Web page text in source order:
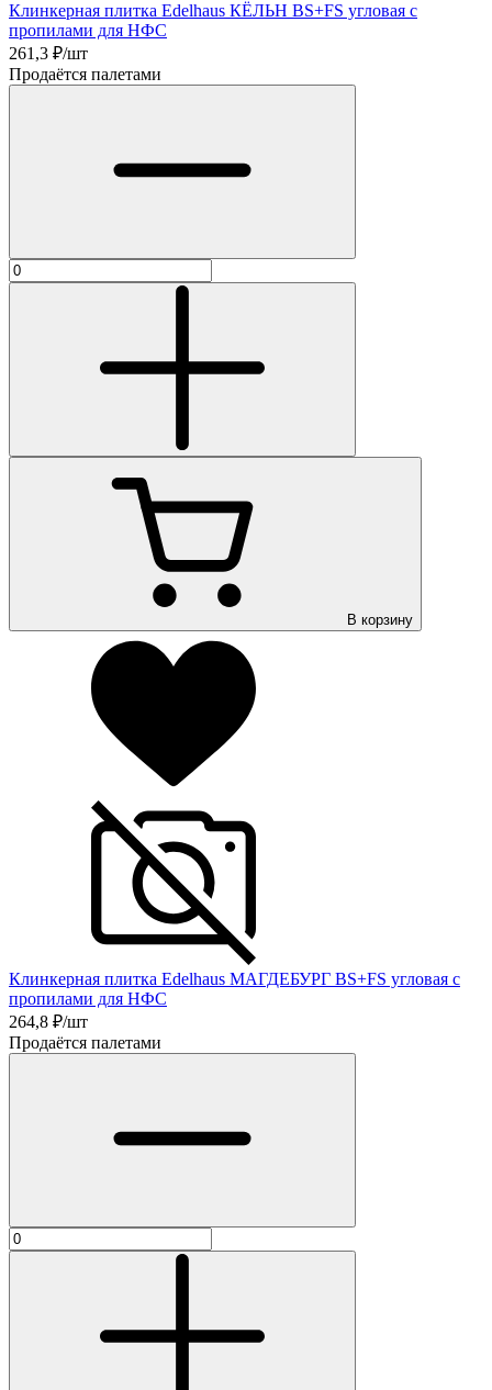
Клинкерная плитка Edelhaus КЁЛЬН BS+FS угловая с
пропилами для НФС
261,3 ₽/шт
Продаётся палетами
В корзину
Клинкерная плитка Edelhaus МАГДЕБУРГ BS+FS угловая с
пропилами для НФС
264,8 ₽/шт
Продаётся палетами